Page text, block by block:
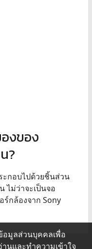
งของ
?
ะกอบไปด้วยชิ้นส่วน
ไม่ว่าจะเป็นจอ
ร์กล้องจาก Sony
อมูลส่วนบุคคลเพื่อ
และทำความเข้าใจ